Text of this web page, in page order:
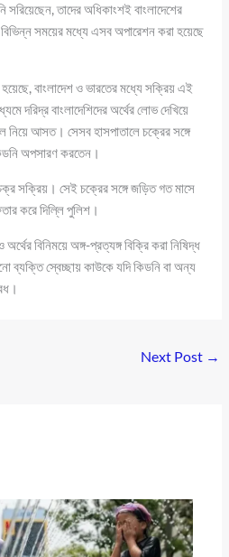
সরিয়েছেন, তাদের অধিকাংশই বাংলাদেশের
সময়ের মধ্যে এসব অপারেশন করা হয়েছে
হয়েছে, বাংলাদেশ ও ভারতের মধ্যে সক্রিয় এই
দরিদ্র বাংলাদেশিদের অর্থের লোভ দেখিয়ে
নিয়ে আসত। সেসব হাসপাতালে চক্রের সঙ্গে
অপসারণ করতেন।
সক্রিয়। সেই চক্রের সঙ্গে জড়িত গত মাসে
করে দিল্লি পুলিশ।
বিনিময়ে অঙ্গ-প্রত্যঙ্গ বিক্রি করা নিষিদ্ধ
ব্যক্তি স্বেচ্ছায় কাউকে যদি কিডনি বা অন্য
Next Post →